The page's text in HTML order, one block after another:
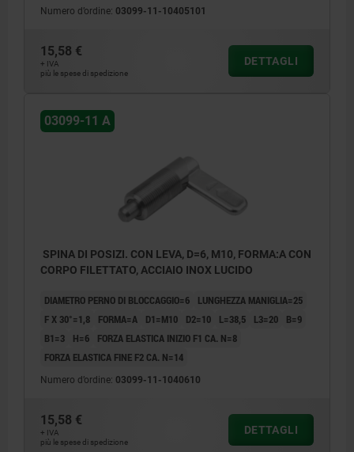
Numero d’ordine: 03099-11-10405101
15,58 €
+ IVA
più le spese di spedizione
DETTAGLI
03099-11 A
SPINA DI POSIZI. CON LEVA, D=6, M10, FORMA:A CON
CORPO FILETTATO, ACCIAIO INOX LUCIDO
DIAMETRO PERNO DI BLOCCAGGIO=6
LUNGHEZZA MANIGLIA=25
F X 30°=1,8
FORMA=A D1=M10 D2=10 L=38,5 L3=20
B=9
B1=3
H=6
FORZA ELASTICA INIZIO F1 CA. N=8
FORZA ELASTICA FINE F2 CA. N=14
Numero d’ordine: 03099-11-1040610
15,58 €
+ IVA
più le spese di spedizione
DETTAGLI